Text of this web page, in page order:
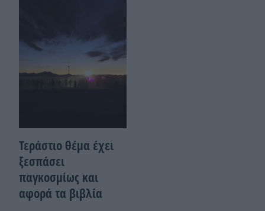
Τεράστιο θέμα έχει
ξεσπάσει
παγκοσμίως και
αφορά τα βιβλία